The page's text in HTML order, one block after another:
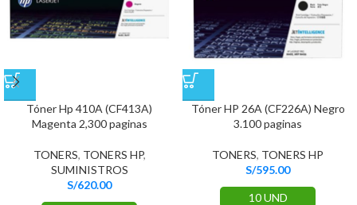
Tóner Hp 410A (CF413A)
Magenta 2,300 paginas
TONERS, TONERS HP,
SUMINISTROS
S/620.00
Tóner HP 26A (CF226A) Negro
3.100 paginas
TONERS, TONERS HP
S/595.00
10 UND